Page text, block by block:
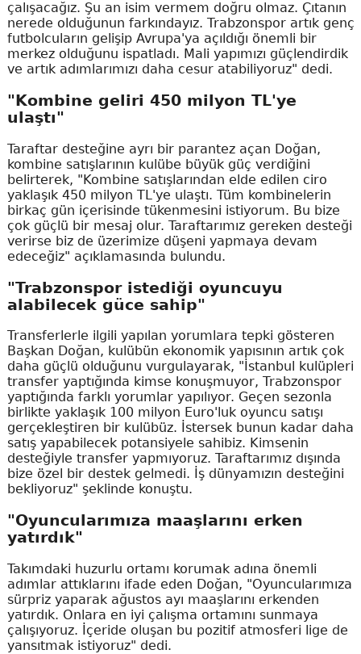
çalışacağız. Şu an isim vermem doğru olmaz. Çıtanın
nerede olduğunun farkındayız. Trabzonspor artık genç
futbolcuların gelişip Avrupa'ya açıldığı önemli bir
merkez olduğunu ispatladı. Mali yapımızı güçlendirdik
ve artık adımlarımızı daha cesur atabiliyoruz" dedi.
"Kombine geliri 450 milyon TL'ye
ulaştı"
Taraftar desteğine ayrı bir parantez açan Doğan,
kombine satışlarının kulübe büyük güç verdiğini
belirterek, "Kombine satışlarından elde edilen ciro
yaklaşık 450 milyon TL'ye ulaştı. Tüm kombinelerin
birkaç gün içerisinde tükenmesini istiyorum. Bu bize
çok güçlü bir mesaj olur. Taraftarımız gereken desteği
verirse biz de üzerimize düşeni yapmaya devam
edeceğiz" açıklamasında bulundu.
"Trabzonspor istediği oyuncuyu
alabilecek güce sahip"
Transferlerle ilgili yapılan yorumlara tepki gösteren
Başkan Doğan, kulübün ekonomik yapısının artık çok
daha güçlü olduğunu vurgulayarak, "İstanbul kulüpleri
transfer yaptığında kimse konuşmuyor, Trabzonspor
yaptığında farklı yorumlar yapılıyor. Geçen sezonla
birlikte yaklaşık 100 milyon Euro'luk oyuncu satışı
gerçekleştiren bir kulübüz. İstersek bunun kadar daha
satış yapabilecek potansiyele sahibiz. Kimsenin
desteğiyle transfer yapmıyoruz. Taraftarımız dışında
bize özel bir destek gelmedi. İş dünyamızın desteğini
bekliyoruz" şeklinde konuştu.
"Oyuncularımıza maaşlarını erken
yatırdık"
Takımdaki huzurlu ortamı korumak adına önemli
adımlar attıklarını ifade eden Doğan, "Oyuncularımıza
sürpriz yaparak ağustos ayı maaşlarını erkenden
yatırdık. Onlara en iyi çalışma ortamını sunmaya
çalışıyoruz. İçeride oluşan bu pozitif atmosferi lige de
yansıtmak istiyoruz" dedi.